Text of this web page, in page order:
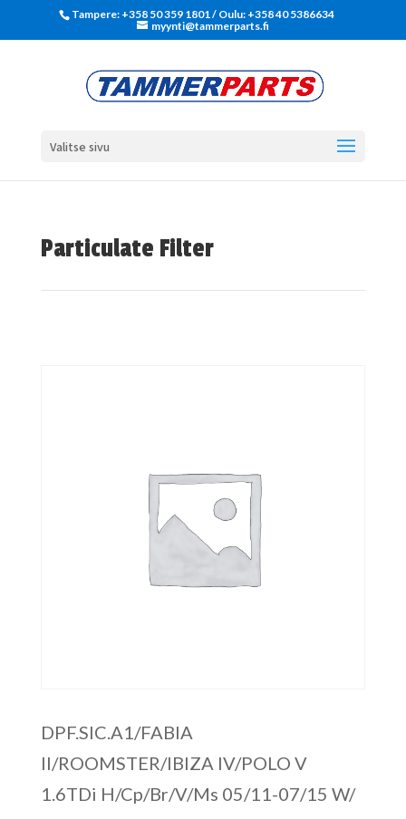
Tampere: +358 50 359 1801‬ / Oulu: +358 40 5386634
myynti@tammerparts.fi
Valitse sivu
Particulate Filter
DPF.SIC.A1/FABIA
II/ROOMSTER/IBIZA IV/POLO V
1.6TDi H/Cp/Br/V/Ms 05/11-07/15 W/